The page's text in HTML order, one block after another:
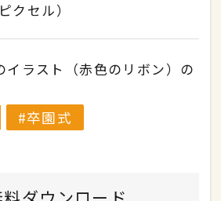
クセル）
イラスト（赤色のリボン）の
卒園式